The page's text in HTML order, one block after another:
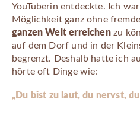
YouTuberin entdeckte. Ich
Möglichkeit ganz ohne
ganzen Welt erreichenzu
auf dem Dorf und in der
begrenzt. Deshalb hatte ich
hörte oft Dinge wie:
„Du bist zu laut, du nervst,